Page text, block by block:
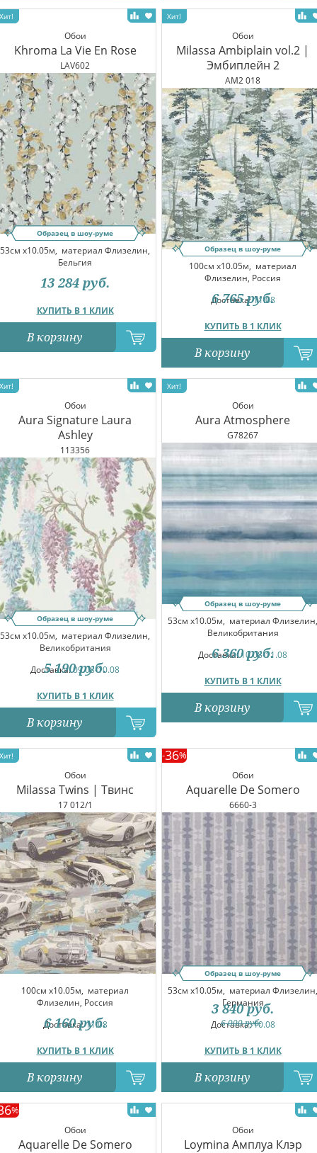
Обои
Khroma La Vie En Rose
LAV602
Образец в шоу-руме
53см x10.05м, материал Флизелин,
Бельгия
КУПИТЬ В 1 КЛИК
13 284 руб.
В корзину
Обои
Milassa Ambiplain vol.2 |
Эмбиплейн 2
AM2 018
Образец в шоу-руме
100см x10.05м, материал
Флизелин, Россия
Доставка:11.08
КУПИТЬ В 1 КЛИК
6 765 руб.
В корзину
Обои
Aura Signature Laura
Ashley
113356
Образец в шоу-руме
53см x10.05м, материал Флизелин,
Великобритания
Доставка:09.08-10.08
КУПИТЬ В 1 КЛИК
5 190 руб.
В корзину
Обои
Aura Atmosphere
G78267
Образец в шоу-руме
53см x10.05м, материал Флизелин,
Великобритания
Доставка:10.08-11.08
КУПИТЬ В 1 КЛИК
6 360 руб.
В корзину
Обои
Milassa Twins | Твинс
17 012/1
100см x10.05м, материал
Флизелин, Россия
Доставка:11.08
КУПИТЬ В 1 КЛИК
6 160 руб.
В корзину
Обои
Aquarelle De Somero
6660-3
-36%
Образец в шоу-руме
53см x10.05м, материал Флизелин,
Германия
Доставка:10.08
КУПИТЬ В 1 КЛИК
6 000руб.
3 840 руб.
В корзину
Обои
Aquarelle De Somero
%
Обои
Loymina Амплуа Клэр